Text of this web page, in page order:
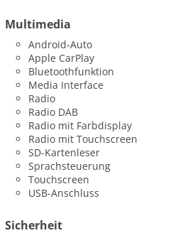
Multimedia
Android-Auto
Apple CarPlay
Bluetoothfunktion
Media Interface
Radio
Radio DAB
Radio mit Farbdisplay
Radio mit Touchscreen
SD-Kartenleser
Sprachsteuerung
Touchscreen
USB-Anschluss
Sicherheit